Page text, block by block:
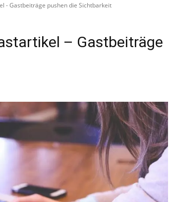
- Gastbeiträge pushen die Sichtbarkeit
– Gastbeiträge